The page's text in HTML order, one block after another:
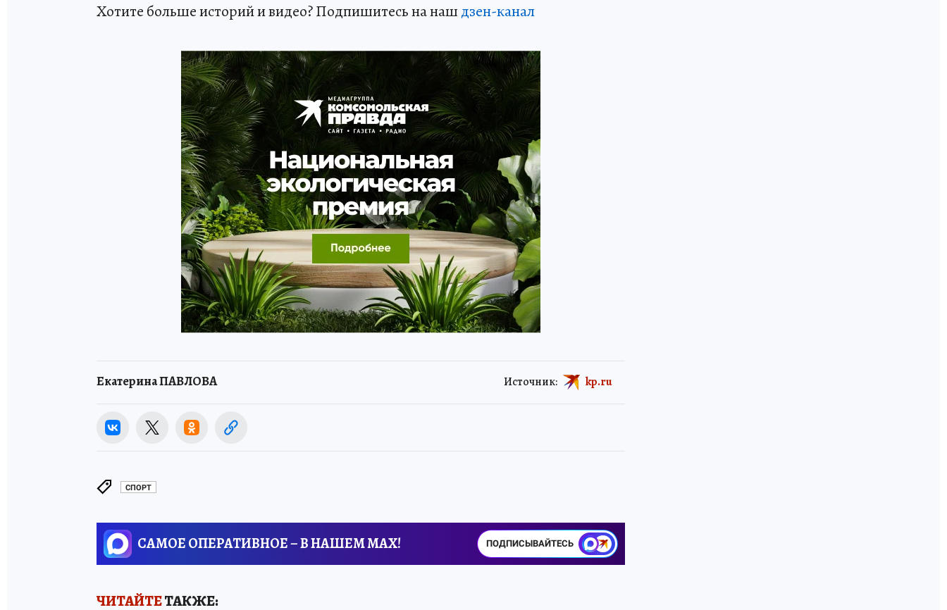
Хотите больше историй и видео? Подпишитесь на наш дзен-канал
Екатерина ПАВЛОВА Источник: kp.ru
СПОРТ
САМОЕ ОПЕРАТИВНОЕ – В НАШЕМ MAX! ПОДПИСЫВАЙТЕСЬ
ЧИТАЙТЕТАКЖЕ: